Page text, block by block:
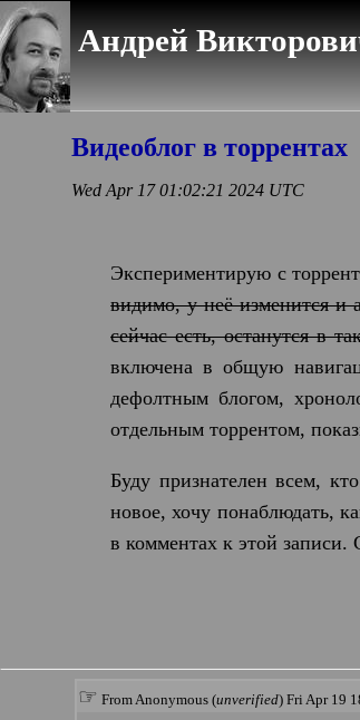
Андрей
Видеоблог в торрентах
Wed Apr 17 01:02:21 2024 UTC
Экспериментирую с
видимо, у неё изменится и
сейчас есть, останутся в
включена в общую
дефолтным блогом,
отдельным торрентом,
Буду признателен всем,
новое, хочу понаблюдать,
в комментах к этой записи.
☞ From Anonymous (unverified) Fri Apr 19